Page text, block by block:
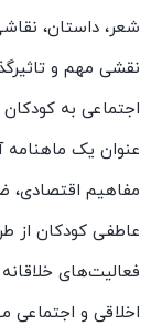
شعر، داستان،
نقشی مهم و
اجتماعی به
عنوان یک ماهنامه
مفاهیم
عاطفی کودکان از
فعالیت‌های
اخلاقی و اجتماعی